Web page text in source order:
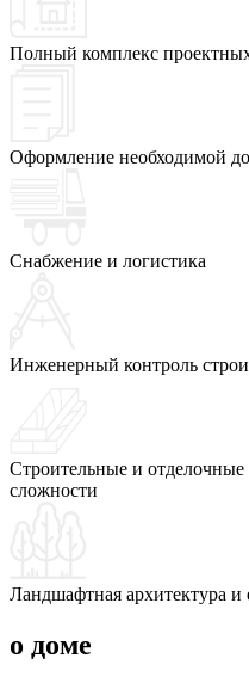
Полный комплекс
Оформление необходимой
Снабжение и логистика
Инженерный контроль
Строительные и
сложности
Ландшафтная архитектура и
о доме